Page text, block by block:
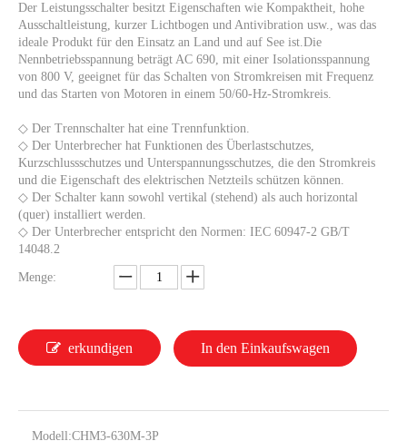
Der Leistungsschalter besitzt Eigenschaften wie Kompaktheit, hohe
Ausschaltleistung, kurzer Lichtbogen und Antivibration usw., was das
ideale Produkt für den Einsatz an Land und auf See ist.Die
Nennbetriebsspannung beträgt AC 690, mit einer Isolationsspannung
von 800 V, geeignet für das Schalten von Stromkreisen mit Frequenz
und das Starten von Motoren in einem 50/60-Hz-Stromkreis.
◇ Der Trennschalter hat eine Trennfunktion.
◇ Der Unterbrecher hat Funktionen des Überlastschutzes,
Kurzschlussschutzes und Unterspannungsschutzes, die den Stromkreis
und die Eigenschaft des elektrischen Netzteils schützen können.
◇ Der Schalter kann sowohl vertikal (stehend) als auch horizontal
(quer) installiert werden.
◇ Der Unterbrecher entspricht den Normen: IEC 60947-2 GB/T
14048.2
Menge:
erkundigen In den Einkaufswagen
Modell:CHM3-630M-3P